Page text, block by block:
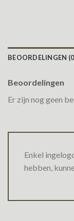
BEOORDELINGEN
Beoordelingen
Er zijn nog geen
Enkel
hebben,